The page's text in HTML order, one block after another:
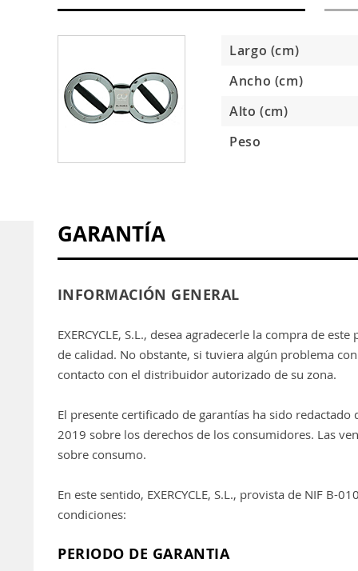
Largo (cm)
Ancho (cm)
Alto (cm)
Peso
GARANTÍA
INFORMACIÓN GENERAL
EXERCYCLE, S.L., desea agradecerle la compra de
de calidad. No obstante, si tuviera algún problema
contacto con el distribuidor autorizado de su zona.
El presente certificado de garantías ha sido
2019 sobre los derechos de los consumidores. Las
sobre consumo.
En este sentido, EXERCYCLE, S.L., provista de NIF
condiciones:
PERIODO DE GARANTIA